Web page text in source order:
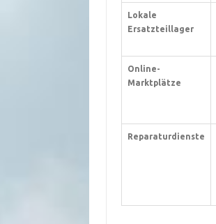
Lokale
Ersatzteillager
Online-
Marktplätze
Reparaturdienste